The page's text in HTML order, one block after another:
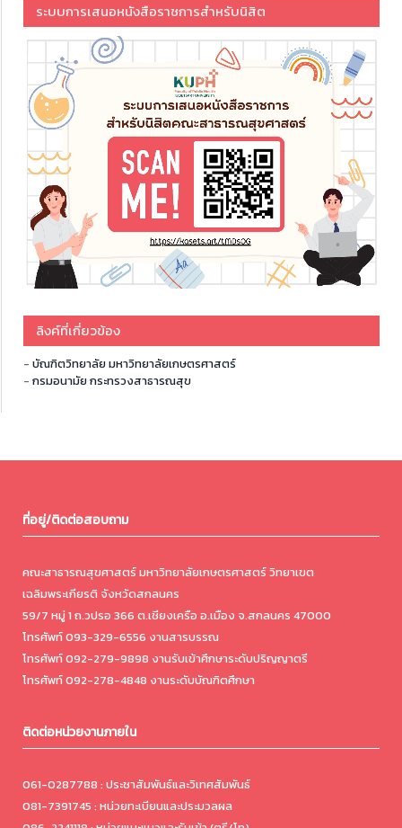
ระบบการเสนอหนังสือราชการสำหรับนิสิต
ลิงค์ที่เกี่ยวข้อง
- บัณฑิตวิทยาลัย มหาวิทยาลัยเกษตรศาสตร์
- กรมอนามัย กระทรวงสาธารณสุข
ที่อยู่/ติดต่อสอบถาม
คณะสาธารณสุขศาสตร์ มหาวิทยาลัยเกษตรศาสตร์ วิทยาเขต
เฉลิมพระเกียรติ จังหวัดสกลนคร
59/7 หมู่ 1 ถ.วปรอ 366 ต.เชียงเครือ อ.เมือง จ.สกลนคร 47000
โทรศัพท์ 093-329-6556 งานสารบรรณ
โทรศัพท์ 092-279-9898 งานรับเข้าศึกษาระดับปริญญาตรี
โทรศัพท์ 092-278-4848 งานระดับบัณฑิตศึกษา
ติดต่อหน่วยงานภายใน
061-0287788 : ประชาสัมพันธ์และวิเทศสัมพันธ์
081-7391745 : หน่วยทะเบียนและประมวลผล